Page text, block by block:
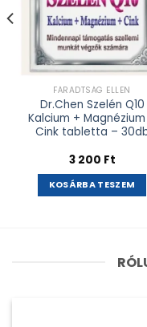
FÁRADTSÁG ELLEN
Dr.Chen Szelén Q10
Kalcium +
Cink tabletta –
3 200 Ft
KOSÁRBA TESZEM